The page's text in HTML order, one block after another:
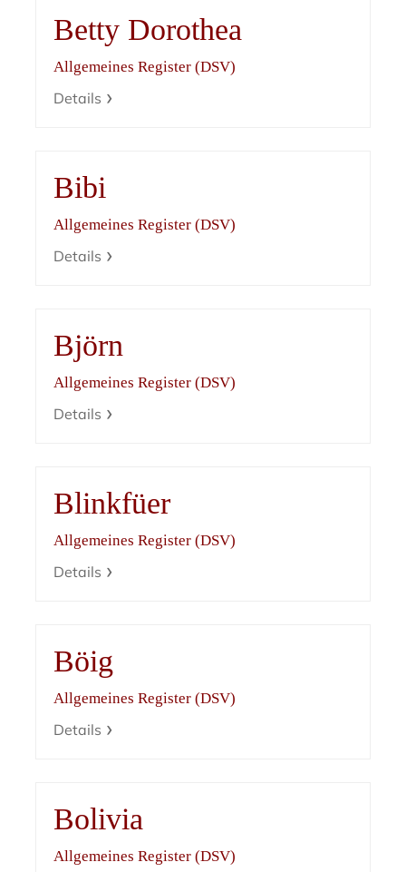
Betty Dorothea
Allgemeines Register (DSV)
Details
Bibi
Allgemeines Register (DSV)
Details
Björn
Allgemeines Register (DSV)
Details
Blinkfüer
Allgemeines Register (DSV)
Details
Böig
Allgemeines Register (DSV)
Details
Bolivia
Allgemeines Register (DSV)